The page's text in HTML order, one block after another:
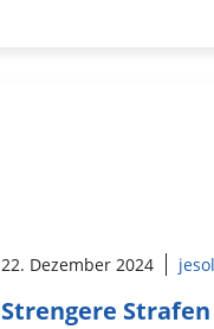
22. Dezember 2024
Strengere